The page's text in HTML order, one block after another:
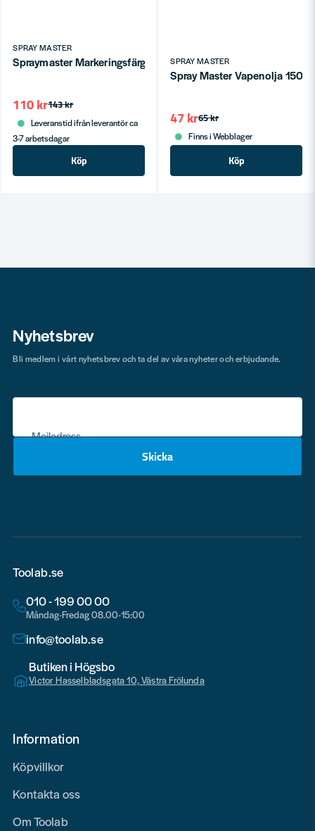
SPRAY MASTER
Spraymaster Markeringsfärg ECO Fluor Blå 500ml
143 kr
110 kr
Leveranstid ifrån leverantör ca
3-7 arbetsdagar
Köp
SPRAY MASTER
Spray Master Vapenolja 150ml
65 kr
47 kr
Finns i Webblager
Köp
Nyhetsbrev
Mejladress
Skicka
Bli medlem i vårt nyhetsbrev och ta del av våra nyheter och erbjudande.
Toolab.se
010 - 199 00 00
Måndag-Fredag 08.00-15:00
info@toolab.se
Butiken i Högsbo
Victor Hasselbladsgata 10, Västra Frölunda
Information
Köpvillkor
Kontakta oss
Om Toolab